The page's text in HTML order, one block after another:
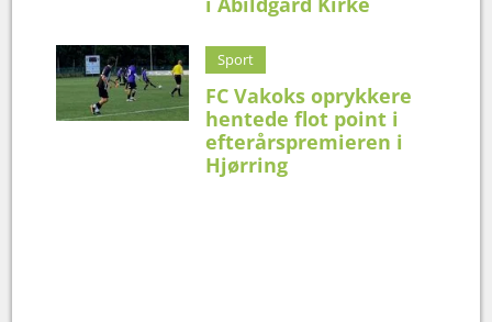
Sport
FC Vakoks oprykkere
hentede flot point i
efterårspremieren i
Hjørring